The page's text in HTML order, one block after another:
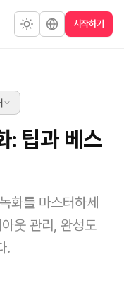
시작하기
: 팁과 베스
화를 마스터하세
웃 관리, 완성도
.